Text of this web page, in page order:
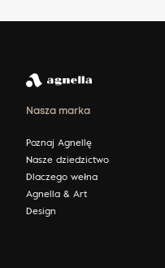
Nasza marka
Poznaj Agnellę
Nasze dziedzictwo
Dlaczego wełna
Agnella & Art
Design